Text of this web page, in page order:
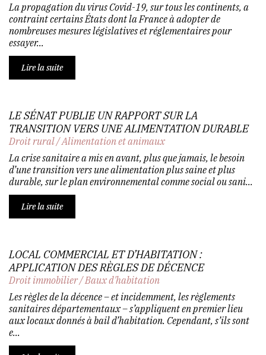
La propagation du virus Covid-19, sur tous les continents, a
contraint certains États dont la France à adopter de
nombreuses mesures législatives et réglementaires pour
essayer...
Lire la suite
LE SÉNAT PUBLIE UN RAPPORT SUR LA
TRANSITION VERS UNE ALIMENTATION DURABLE
Droit rural/Alimentation et animaux
La crise sanitaire a mis en avant, plus que jamais, le besoin
d’une transition vers une alimentation plus saine et plus
durable, sur le plan environnemental comme social ou sani...
Lire la suite
LOCAL COMMERCIAL ET D’HABITATION :
APPLICATION DES RÈGLES DE DÉCENCE
Droit immobilier/Baux d'habitation
Les règles de la décence – et incidemment, les règlements
sanitaires départementaux – s’appliquent en premier lieu
aux locaux donnés à bail d’habitation. Cependant, s’ils sont
e...